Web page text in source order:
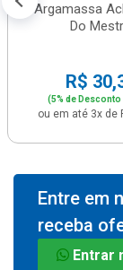
Argamassa
Do
R$
(5% de Desconto
ou em até 3x de
Entre em
receba
Entrar